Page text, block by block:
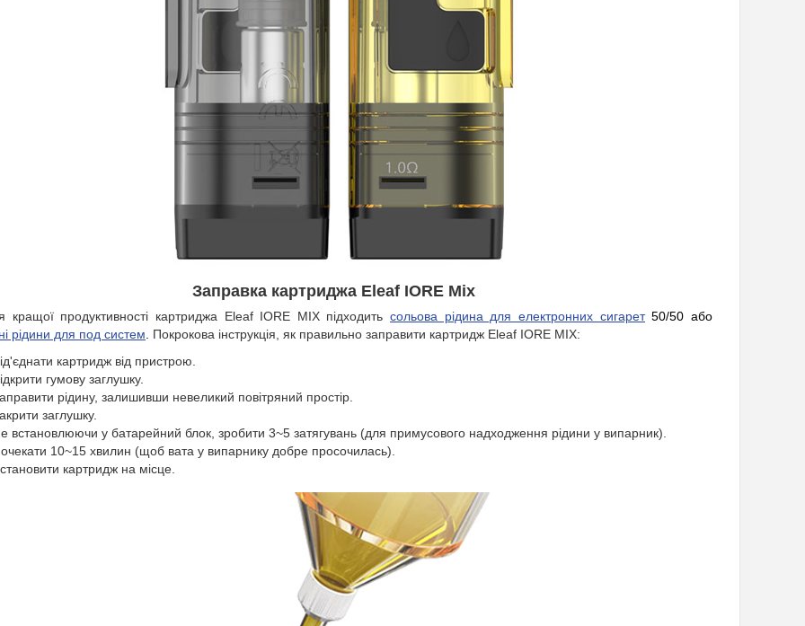
Заправка картриджа Eleaf IORE Mix
кращої продуктивності картриджа Eleaf IORE MIX підходитьсольова рідина для електронних сигарет50/50 або
рідини для под систем
Покрокова інструкція, як правильно заправити картридж Eleaf IORE MIX:
картридж від пристрою.
гумову заглушку.
рідину, залишивши невеликий повітряний простір.
заглушку.
встановлюючи у батарейний блок, зробити 3~5 затягувань (для примусового надходження рідини у випарник).
10~15 хвилин (щоб вата у випарнику добре просочилась).
картридж на місце.